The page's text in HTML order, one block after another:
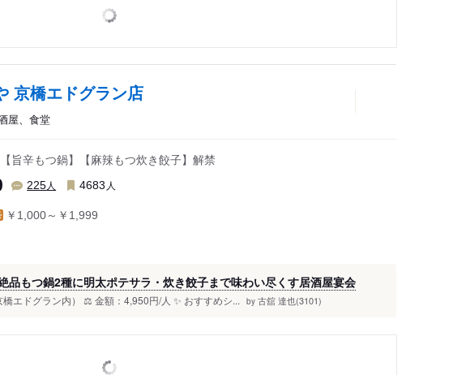
京橋エドグラン店
屋、食堂
旨辛もつ鍋】【麻辣もつ炊き餃子】解禁
225人 4683 人
￥1,000～￥1,999
品もつ鍋2種に明太ポテサラ・炊き餃子まで味わい尽くす居酒屋宴会
エドグラン内） ⚖️ 金額：4,950円/人 ✨ おすすめシ... by 古舘 達也(3101)